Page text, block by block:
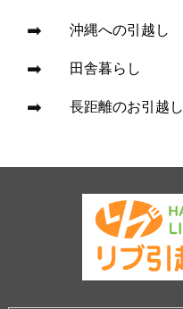
沖縄への引越し
田舎暮らし
長距離のお引越し